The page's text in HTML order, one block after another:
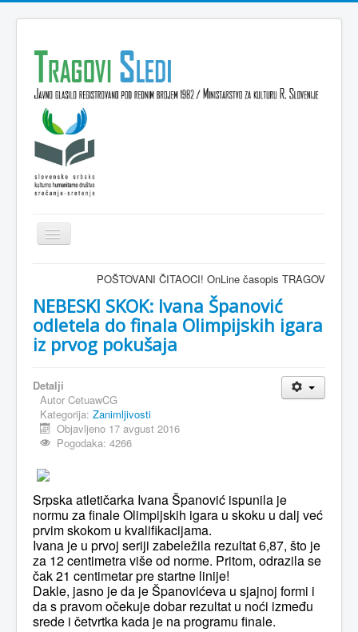
Isključi
navigaciju
VESTI
KULTURA
INTERVJU
MAGAZIN
FELJTON
SPORT
POŠTOVANI ČITAOCI! OnLine časopis TRAGOVI-
NEBESKI SKOK: Ivana Španović
odletela do finala Olimpijskih igara
iz prvog pokušaja
Detalji
Autor CetuawCG
Kategorija: Zanimljivosti
Objavljeno 17 avgust 2016
Pogodaka: 4266
Srpska atletičarka Ivana Španović ispunila je
normu za finale Olimpijskih igara u skoku u dalj već
prvim skokom u kvalifikacijama.
Ivana je u prvoj seriji zabeležila rezultat 6,87, što je
za 12 centimetra više od norme. Pritom, odrazila se
čak 21 centimetar pre startne linije!
Dakle, jasno je da je Španovićeva u sjajnoj formi i
da s pravom očekuje dobar rezultat u noći između
srede i četvrtka kada je na programu finale.